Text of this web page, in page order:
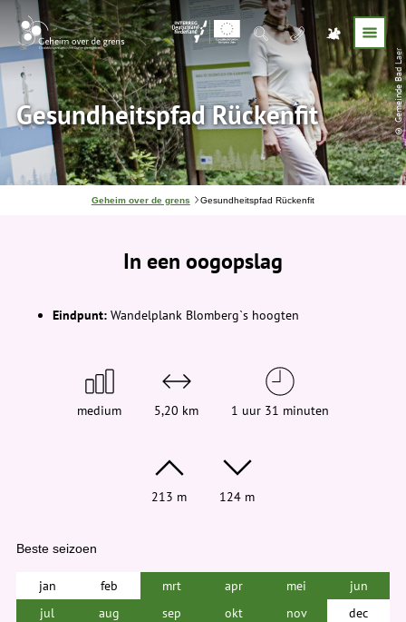
© Gemeinde Bad Laer
Gesundheitspfad Rückenfit
J
j
e
r
Geheim over de grens Gesundheitspfad Rückenfit
In een oogopslag
Eindpunt: Wandelplank Blomberg`s hoogten
medium 5,20 km 1 uur 31 minuten
213 m 124 m
Beste seizoen
jan feb mrt apr mei
jun
jul
aug sep okt nov dec